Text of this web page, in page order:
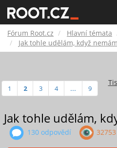
Root.cz
Fórum Root.cz Hlavní témata
Jak tohle udělám, když
1 2 3 4 ... 9
Jak tohle udělám,
130 odpovědí